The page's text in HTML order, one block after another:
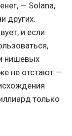
— Solana,
других.
и если
нишевых
не отстают —
только